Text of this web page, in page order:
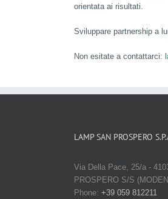
orientata ai risultati.
Sviluppare partnership a
Non esitate a contattarci:
LAMP SAN PROSPERO
Via Della Pace, 25/a -
PROSPERO S/S
Phone: +39 059 812211